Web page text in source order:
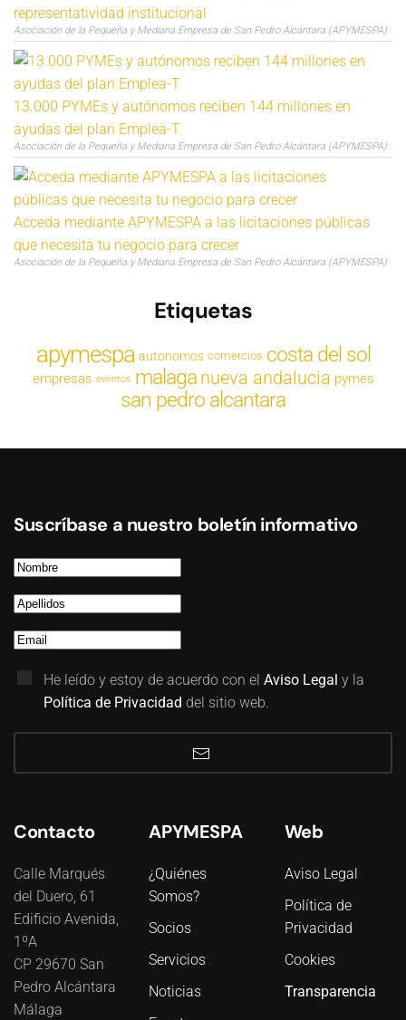
representatividad institucional
Asociación de la Pequeña y Mediana Empresa de San Pedro Alcántara (APYMESPA)
13.000 PYMEs y autónomos reciben 144 millones en
ayudas del plan Emplea-T
Asociación de la Pequeña y Mediana Empresa de San Pedro Alcántara (APYMESPA)
Acceda mediante APYMESPA a las licitaciones públicas
que necesita tu negocio para crecer
Asociación de la Pequeña y Mediana Empresa de San Pedro Alcántara (APYMESPA)
Etiquetas
apymespa autonomos comercios costa del sol
empresas eventos malaga nueva andalucia pymes
san pedro alcantara
Suscríbase a nuestro boletín informativo
He leído y estoy de acuerdo con el Aviso Legal y la
Política de Privacidad del sitio web.
Contacto
Calle Marqués
del Duero, 61
Edificio Avenida,
1ºA
CP 29670 San
Pedro Alcántara
Málaga
APYMESPA
¿Quiénes
Somos?
Socios
Servicios
Noticias
Web
Aviso Legal
Política de
Privacidad
Cookies
Transparencia